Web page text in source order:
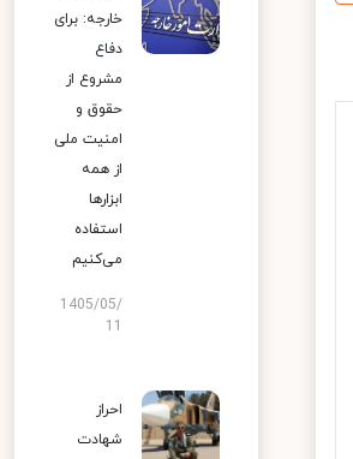
خارجه: برای
دفاع
مشروع از
حقوق و
امنیت ملی
از همه
ابزارها
استفاده
می‌کنیم
1405/05/
احراز
شهادت